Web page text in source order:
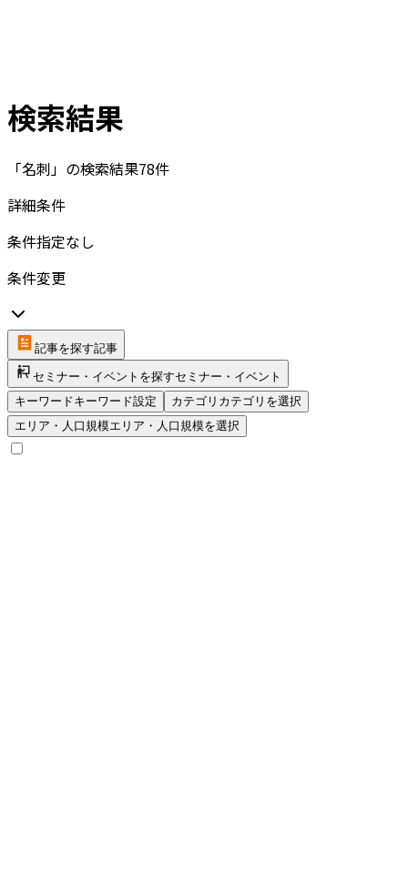
検索結果
「名刺」の検索結果78件
詳細条件
条件指定なし
条件変更
記事を探す記事
セミナー・イベントを探すセミナー・イベント
キーワードキーワード設定 カテゴリ カテゴリを選択
エリア・人口規模エリア・人口規模を選択